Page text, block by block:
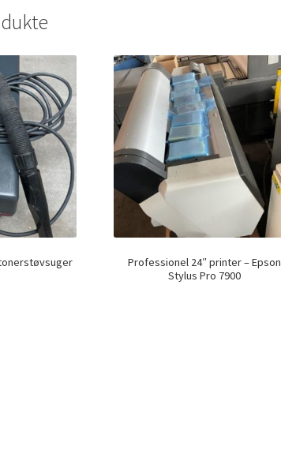
tonerstøvsuger
Professionel 24″ printer – Epson
Stylus Pro 7900